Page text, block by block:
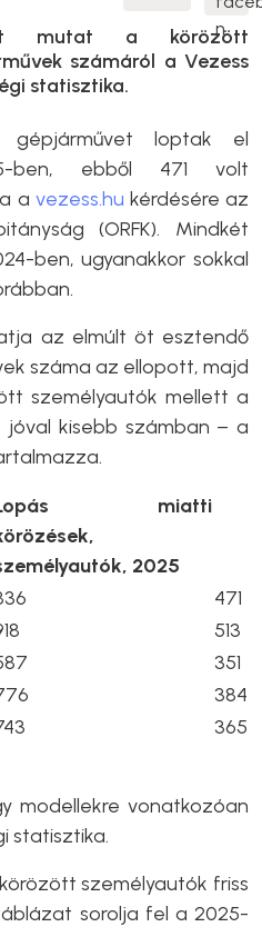
mutat a körözött
számáról a Vezess
statisztika.
gépjárművet loptak el
ben, ebből 471 volt
a vezess.hu kérdésére az
(ORFK). Mindkét
ben, ugyanakkor sokkal
az elmúlt öt esztendő
száma az ellopott, majd
személyautók mellett a
kisebb számban – a
miatti
2025
471
513
351
384
365
modellekre vonatkozóan
statisztika.
személyautók friss
sorolja fel a 2025-